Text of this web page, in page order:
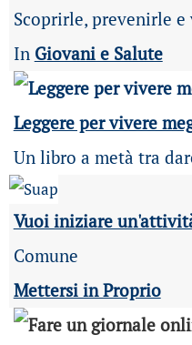
Scoprirle, prevenirle
In Giovani e Salute
Leggere per vivere
Un libro a metà tra
Vuoi iniziare
Comune
Mettersi in Proprio